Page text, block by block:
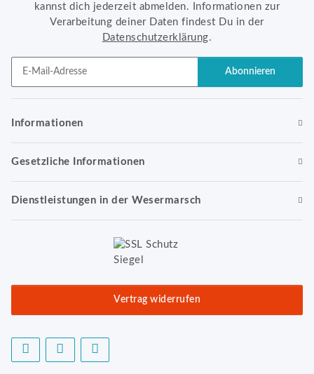
kannst dich jederzeit abmelden. Informationen zur
Verarbeitung deiner Daten findest Du in der
Datenschutzerklärung.
Abonnieren
Informationen
Gesetzliche Informationen
Dienstleistungen in der Wesermarsch
Vertrag widerrufen